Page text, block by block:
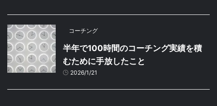
コーチング
半年で100時間のコーチング実績を積
むために手放したこと
2026/1/21